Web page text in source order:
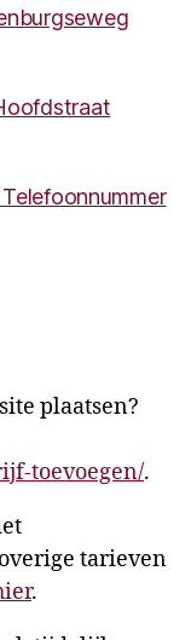
plaatsen?
toevoegen/.
tarieven
.